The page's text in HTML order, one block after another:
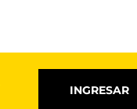
INGRESAR